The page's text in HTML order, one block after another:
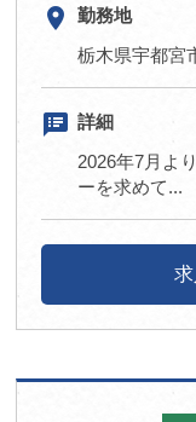
room
勤務地
栃木県宇都宮
speaker_notes 詳細
2026年7月よ
ーを求めて...